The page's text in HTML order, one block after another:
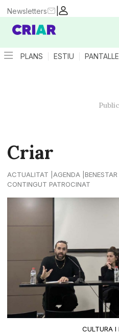
|
Newsletters
PLANS ESTIU
Criar
ACTUALITAT AGENDA BENESTAR
CONTINGUT PATROCINAT
CULTURA I